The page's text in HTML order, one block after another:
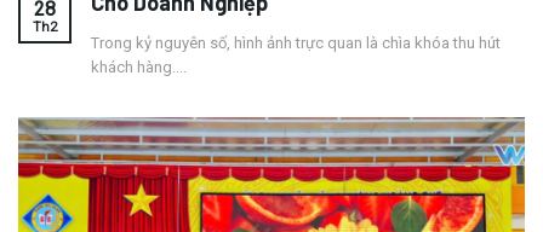
Trong kỷ nguyên số, hình ảnh trực quan là chìa khóa thu hút
khách hàng....
28
Th2